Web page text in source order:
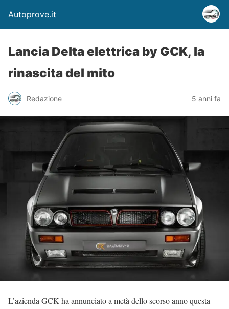
Autoprove.it
Lancia Delta elettrica by GCK, la
rinascita del mito
Redazione 5 anni fa
L’azienda GCK ha annunciato a metà dello scorso anno questa